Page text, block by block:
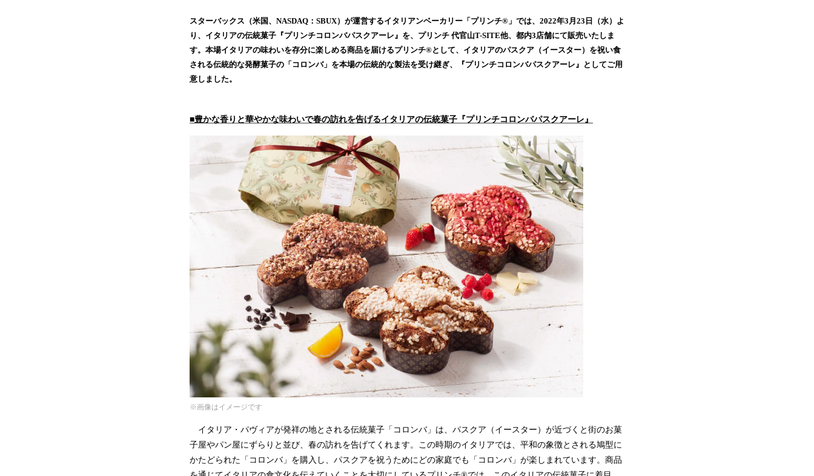
！
数
を
読
中
す
スターバックス（米国、NASDAQ：SBUX）が運営するイタリアンベーカリー「プリンチ®」では、2022年3月23日（水）よ
り、イタリアの伝統菓子『プリンチコロンバパスクアーレ』を、プリンチ 代官山T-SITE他、都内3店舗にて販売いたしま
す。本場イタリアの味わいを存分に楽しめる商品を届けるプリンチ®として、イタリアのパスクア（イースター）を祝い食
される伝統的な発酵菓子の「コロンバ」を本場の伝統的な製法を受け継ぎ、『プリンチコロンバパスクアーレ』としてご用
意しました。
■豊かな香りと華やかな味わいで春の訪れを告げるイタリアの伝統菓子『プリンチコロンバパスクアーレ』
※画像はイメージです
イタリア・パヴィアが発祥の地とされる伝統菓子「コロンバ」は、パスクア（イースター）が近づくと街のお菓
子屋やパン屋にずらりと並び、春の訪れを告げてくれます。この時期のイタリアでは、平和の象徴とされる鳩型に
かたどられた「コロンバ」を購入し、パスクアを祝うためにどの家庭でも「コロンバ」が楽しまれています。商品